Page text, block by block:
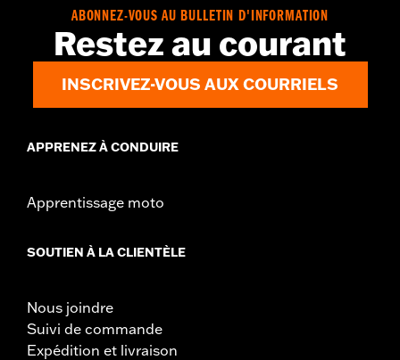
ABONNEZ-VOUS AU BULLETIN D'INFORMATION
Restez au courant
INSCRIVEZ-VOUS AUX COURRIELS
APPRENEZ À CONDUIRE
Apprentissage moto
SOUTIEN À LA CLIENTÈLE
Nous joindre
Suivi de commande
Expédition et livraison